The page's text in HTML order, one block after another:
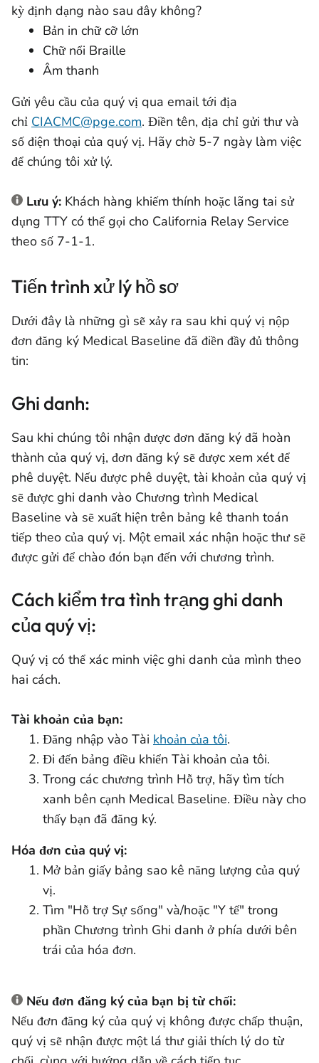
kỳ định dạng nào sau đây không?
Bản in chữ cỡ lớn
Chữ nổi Braille
Âm thanh
Gửi yêu cầu của quý vị qua email tới địa
chỉ CIACMC@pge.com. Điền tên, địa chỉ gửi thư và
số điện thoại của quý vị. Hãy chờ 5-7 ngày làm việc
để chúng tôi xử lý.
Lưu ý: Khách hàng khiếm thính hoặc lãng tai sử
dụng TTY có thể gọi cho California Relay Service
theo số 7-1-1.
Tiến trình xử lý hồ sơ
Dưới đây là những gì sẽ xảy ra sau khi quý vị nộp
đơn đăng ký Medical Baseline đã điền đầy đủ thông
tin:
Ghi danh:
Sau khi chúng tôi nhận được đơn đăng ký đã hoàn
thành của quý vị, đơn đăng ký sẽ được xem xét để
phê duyệt. Nếu được phê duyệt, tài khoản của quý vị
sẽ được ghi danh vào Chương trình Medical
Baseline và sẽ xuất hiện trên bảng kê thanh toán
tiếp theo của quý vị. Một email xác nhận hoặc thư sẽ
được gửi để chào đón bạn đến với chương trình.
Cách kiểm tra tình trạng ghi danh
của quý vị:
Quý vị có thể xác minh việc ghi danh của mình theo
hai cách.
Tài khoản của bạn:
Đăng nhập vào Tài khoản của tôi.
Đi đến bảng điều khiển Tài khoản của tôi.
Trong các chương trình Hỗ trợ, hãy tìm tích
xanh bên cạnh Medical Baseline. Điều này cho
thấy bạn đã đăng ký.
Hóa đơn của quý vị:
Mở bản giấy bảng sao kê năng lượng của quý
vị.
Tìm "Hỗ trợ Sự sống" và/hoặc "Y tế" trong
phần Chương trình Ghi danh ở phía dưới bên
trái của hóa đơn.
Nếu đơn đăng ký của bạn bị từ chối:
Nếu đơn đăng ký của quý vị không được chấp thuận,
quý vị sẽ nhận được một lá thư giải thích lý do từ